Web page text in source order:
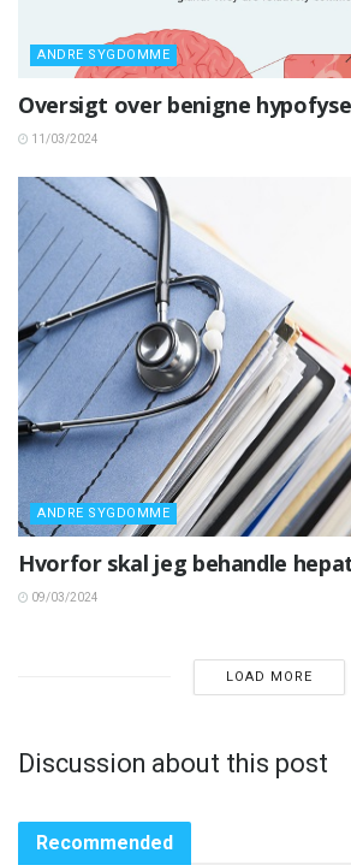
ANDRE SYGDOMME
Oversigt over benigne
11/03/2024
ANDRE SYGDOMME
Hvorfor skal jeg behandle
09/03/2024
LOAD MORE
Discussion about this post
Recommended